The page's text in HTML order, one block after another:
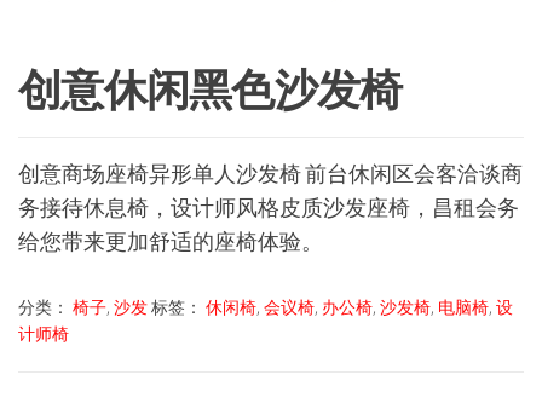
创意休闲黑色沙发椅
创意商场座椅异形单人沙发椅 前台休闲区会客洽谈商
务接待休息椅，设计师风格皮质沙发座椅，昌租会务
给您带来更加舒适的座椅体验。
分类： 椅子, 沙发标签： 休闲椅, 会议椅, 办公椅, 沙发椅, 电脑椅, 设
计师椅